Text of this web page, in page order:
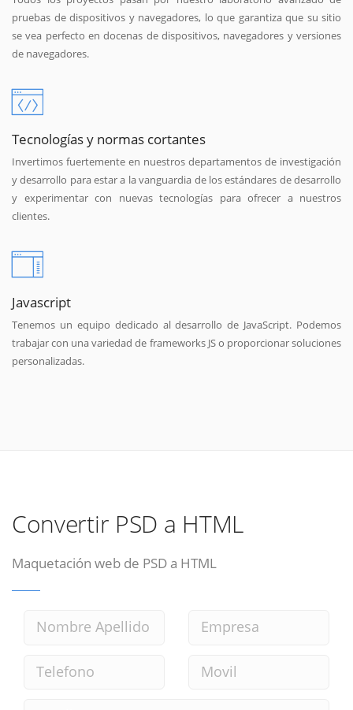
pruebas de dispositivos y navegadores, lo que garantiza que su sitio
se vea perfecto en docenas de dispositivos, navegadores y versiones
de navegadores.
Tecnologías y normas cortantes
Invertimos fuertemente en nuestros departamentos de investigación
y desarrollo para estar a la vanguardia de los estándares de desarrollo
y experimentar con nuevas tecnologías para ofrecer a nuestros
clientes.
Javascript
Tenemos un equipo dedicado al desarrollo de JavaScript. Podemos
trabajar con una variedad de frameworks JS o proporcionar soluciones
personalizadas.
Convertir PSD a HTML
Maquetación web de PSD a HTML